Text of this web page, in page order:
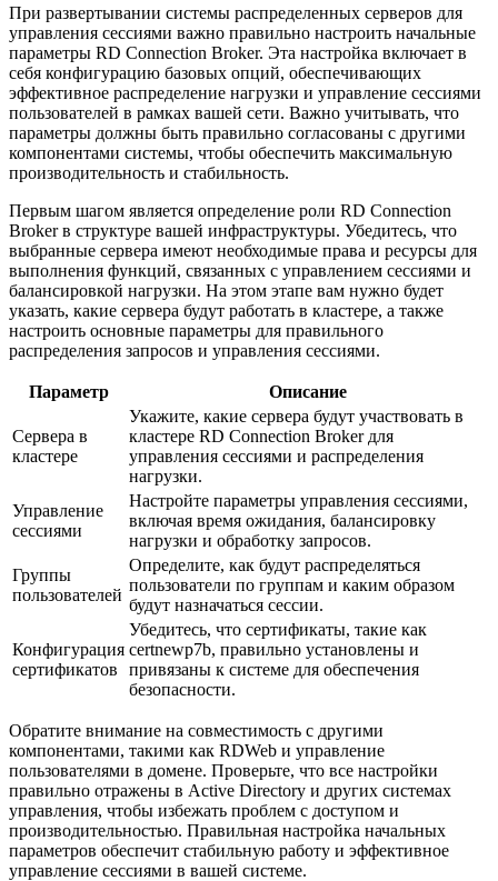
При развертывании системы распределенных серверов для
управления сессиями важно правильно настроить начальные
параметры RD Connection Broker. Эта настройка включает в
себя конфигурацию базовых опций, обеспечивающих
эффективное распределение нагрузки и управление сессиями
пользователей в рамках вашей сети. Важно учитывать, что
параметры должны быть правильно согласованы с другими
компонентами системы, чтобы обеспечить максимальную
производительность и стабильность.
Первым шагом является определение роли RD Connection
Broker в структуре вашей инфраструктуры. Убедитесь, что
выбранные сервера имеют необходимые права и ресурсы для
выполнения функций, связанных с управлением сессиями и
балансировкой нагрузки. На этом этапе вам нужно будет
указать, какие сервера будут работать в кластере, а также
настроить основные параметры для правильного
распределения запросов и управления сессиями.
Параметр Описание
Сервера в
кластере
Укажите, какие сервера будут участвовать в
кластере RD Connection Broker для
управления сессиями и распределения
нагрузки.
Управление
сессиями
Настройте параметры управления сессиями,
включая время ожидания, балансировку
нагрузки и обработку запросов.
Группы
пользователей
Определите, как будут распределяться
пользователи по группам и каким образом
будут назначаться сессии.
Конфигурация
сертификатов
Убедитесь, что сертификаты, такие как
certnewp7b, правильно установлены и
привязаны к системе для обеспечения
безопасности.
Обратите внимание на совместимость с другими
компонентами, такими как RDWeb и управление
пользователями в домене. Проверьте, что все настройки
правильно отражены в Active Directory и других системах
управления, чтобы избежать проблем с доступом и
производительностью. Правильная настройка начальных
параметров обеспечит стабильную работу и эффективное
управление сессиями в вашей системе.